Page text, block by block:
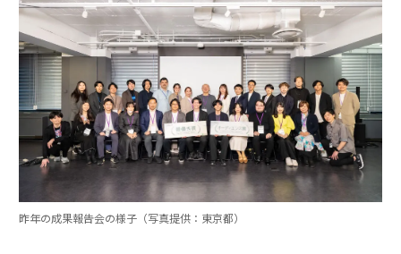
昨年の成果報告会の様子（写真提供：東京都）